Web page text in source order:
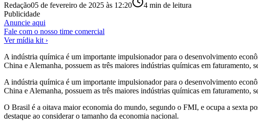
Redação05 de fevereiro de 2025 às 12:20 4 min de leitura
Publicidade
Anuncie aqui
Fale com o nosso time comercial
Ver mídia kit ›
A indústria química é um importante impulsionador para o desenvolvimento
China e Alemanha, possuem as três maiores indústrias químicas em
A indústria química é um importante impulsionador para o desenvolvimento
China e Alemanha, possuem as três maiores indústrias químicas em
O Brasil é a oitava maior economia do mundo, segundo o FMI, e ocupa a sexta
destaque ao considerar o tamanho da economia nacional.